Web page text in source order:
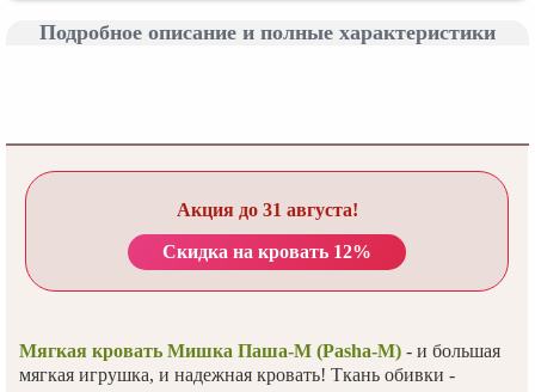
Подробное описание и полные характеристики
Акция до 31 августа!
Скидка на кровать 12%
Мягкая кровать Мишка Паша-М (Pasha-М)- и большая
мягкая игрушка, и надежная кровать! Ткань обивки -